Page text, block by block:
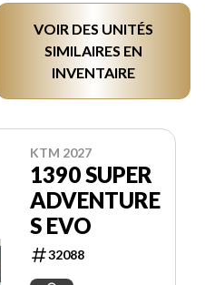
VOIR DES UNITÉS
SIMILAIRES EN
INVENTAIRE
KTM 2027
1390 SUPER
ADVENTURE
S EVO
32088